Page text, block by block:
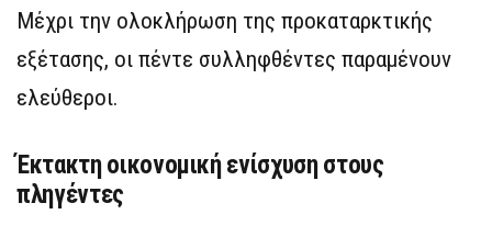
Μέχρι την ολοκλήρωση της προκαταρκτικής
εξέτασης, οι πέντε συλληφθέντες παραμένουν
ελεύθεροι.
Έκτακτη οικονομική ενίσχυση στους
πληγέντες